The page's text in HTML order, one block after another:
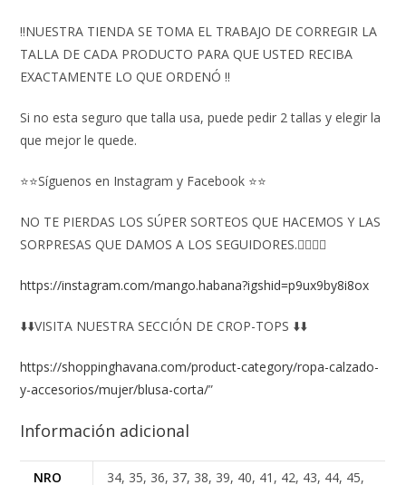
‼️NUESTRA TIENDA SE TOMA EL TRABAJO DE CORREGIR LA
TALLA DE CADA PRODUCTO PARA QUE USTED RECIBA
EXACTAMENTE LO QUE ORDENÓ ‼️
Si no esta seguro que talla usa, puede pedir 2 tallas y elegir la
que mejor le quede.
⭐⭐Síguenos en Instagram y Facebook ⭐⭐
NO TE PIERDAS LOS SÚPER SORTEOS QUE HACEMOS Y LAS
SORPRESAS QUE DAMOS A LOS SEGUIDORES.👇🏻👇🏻
https://instagram.com/mango.habana?igshid=p9ux9by8i8ox
⬇️⬇️VISITA NUESTRA SECCIÓN DE CROP-TOPS ⬇️⬇️
https://shoppinghavana.com/product-category/ropa-calzado-
y-accesorios/mujer/blusa-corta/”
Información adicional
NRO 34, 35, 36, 37, 38, 39, 40, 41, 42, 43, 44, 45,